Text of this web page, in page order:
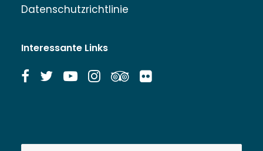
Datenschutzrichtlinie
Interessante Links